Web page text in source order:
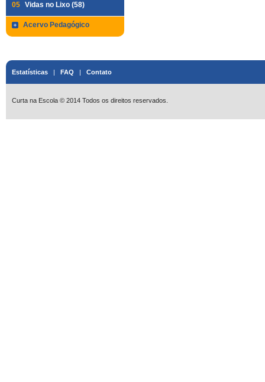
05 Vidas no Lixo (58)
Acervo Pedagógico
Estatísticas | FAQ | Contato
Curta na Escola © 2014 Todos os direitos reservados.